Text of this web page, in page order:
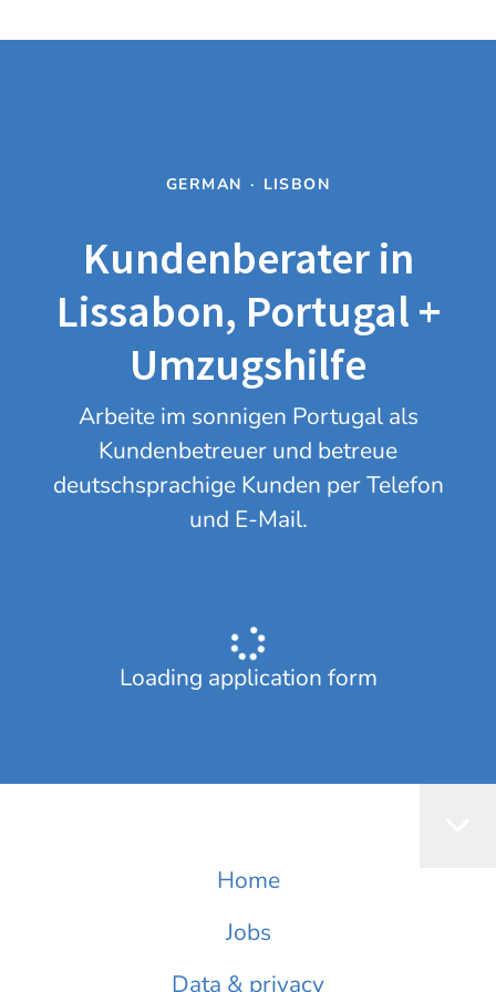
GERMAN · LISBON
Kundenberater in
Lissabon, Portugal +
Umzugshilfe
Arbeite im sonnigen Portugal als
Kundenbetreuer und betreue
deutschsprachige Kunden per Telefon
und E-Mail.
Loading application form
Home
Jobs
Data & privacy